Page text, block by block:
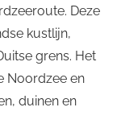
Deze
kustlijn,
grens. Het
Noordzee en
duinen en